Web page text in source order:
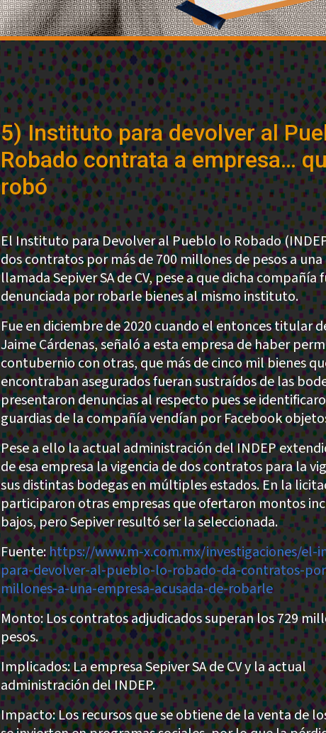
5) Instituto para devolver al
Robado contrata a empresa…
robó
El Instituto para Devolver al Pueblo lo Robado
dos contratos por más de 700 millones de pesos a
llamada Sepiver SA de CV, pese a que dicha compañía
denunciada por robarle bienes al mismo instituto.
Fue en diciembre de 2020 cuando el entonces titular
Jaime Cárdenas, señaló a esta empresa de haber
contubernio con otras, que más de cinco mil bienes
encontraban asegurados fueran sustraídos de las
presentaron denuncias al respecto pues se
guardias de la compañía vendían por Facebook
Pese a ello la actual administración del INDEP
de esa empresa la vigencia de dos contratos para la
sus distintas bodegas en múltiples estados. En la
participaron otras empresas que ofertaron montos
bajos, pero Sepiver resultó ser la seleccionada.
Fuente:https://www.m-x.com.mx/investigaciones/el-
para-devolver-al-pueblo-lo-robado-da-contratos-
millones-a-una-empresa-acusada-de-robarle
Monto: Los contratos adjudicados superan los 729
pesos.
Implicados: La empresa Sepiver SA de CV y la actual
administración del INDEP.
Impacto: Los recursos que se obtiene de la venta de